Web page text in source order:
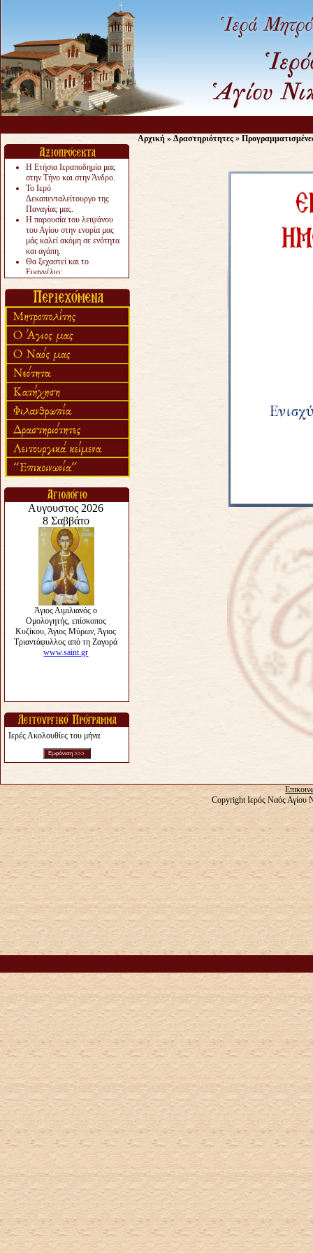
Η Ετήσια Ιεραποδημία μας
στην Τήνο και στην Άνδρο.
Το Ιερό
Δεκαπενταλείτουργο της
Παναγίας μας.
Η παρουσία του λειψάνου
του Αγίου στην ενορία μας
μάς καλεί ακόμη σε ενότητα
και αγάπη.
Θα ξεχαστεί και το
Ευαγγέλιο;
«πολύ αργά».
Ζητείται....
Ιερές Ακολουθίες του μήνα
Αρχική » Δραστηριότητες »
Copyright Ιερός Ναός Αγίου